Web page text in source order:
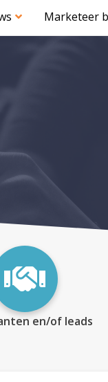
Marketeer
en/of leads